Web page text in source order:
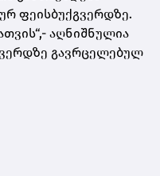
ფეისბუქგვერდზე.
აღნიშნულია
გავრცელებულ